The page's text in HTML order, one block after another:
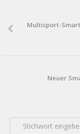
Multisport-
Neuer